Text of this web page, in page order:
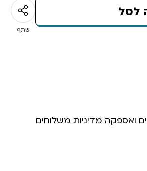
לסל
שתף
ואספקה מדיניות משלוחים